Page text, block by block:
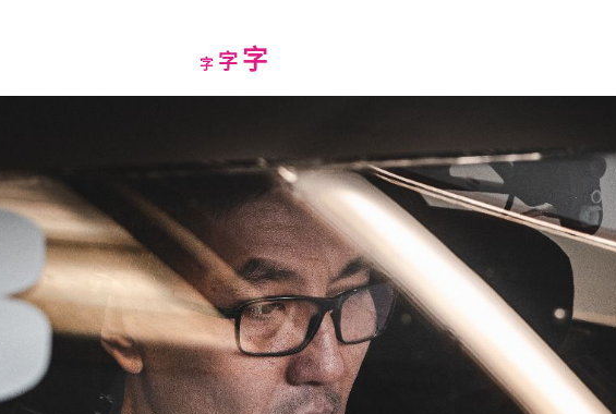
字Decrease
字Reset
字Increase
font